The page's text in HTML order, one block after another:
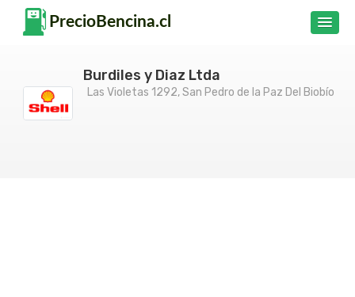
Burdiles y Diaz Ltda
Las Violetas 1292, San Pedro de la Paz Del Biobío